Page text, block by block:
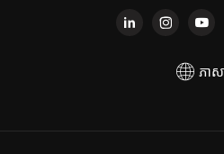
ភាស